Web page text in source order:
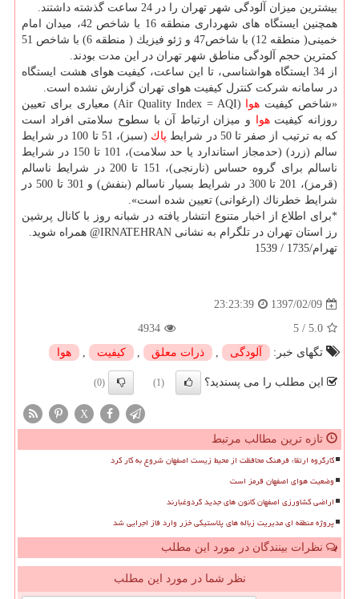
بیشترین میزان آلودگی شهر تهران را در 24 ساعت گذشته داشتند.
همچنین ایستگاه های شهرداری منطقه 16 با شاخص 42، میدان امام
خمینی( منطقه 12) با شاخص47 و ژئو فیزیك ( منطقه 6) با شاخص 51
كمترین حجم آلودگی مناطق شهر تهران در این مدت بودند.
از 34 ایستگاه هواشناسی، تا این ساعت، كیفیت هوای هشت ایستگاه
در سامانه شركت كنترل كیفیت هوای تهران گزارش نشده است.
«شاخص كیفیت هوا
(Air Quality Index = AQI) معیاری برای تعیین
روزانه كیفیتهوا و میزان ارتباط آن با سطوح سلامتی افراد است
كه به ترتیب از صفر تا 50 در شرایط
پاك
(سبز)، 51 تا 100 در شرایط
سالم (زرد) (حدمجاز استاندارد یا حد سلامت)، 101 تا 150 در شرایط
ناسالم برای گروه حساس (نارنجی)، 151 تا 200 در شرایط ناسالم
(قرمز)، 201 تا 300 در شرایط بسیار ناسالم (بنفش) و 301 تا 500 در
شرایط خطرناك (ارغوانی) تعیین شده است».
*برای اطلاع از اخبار متنوع انتشار یافته در شبانه روز با كانال پرشین
رز استان تهران در تلگرام به نشانی IRNATEHRAN@ همراه شوید.
تهرام/1735 / 1539
1397/02/09
23:23:39
5.0
/
5
4934
تگهای خبر:
آلودگی , ذرات معلق , كیفیت , هوا
این مطلب را می پسندید؟ (1)
(0)
X
تازه ترین مطالب مرتبط
کارگروه ارتقاء فرهنگ محافظت از محیط زیست اصفهان شروع به کار کرد
وضعیت هوای اصفهان قرمز است
اراضی کشاورزی اصفهان کانون های جدید گردوغبارند
پروژه منطقه ای مدیریت زباله های پلاستیکی خزر وارد فاز اجرایی شد
نظرات بینندگان در مورد این مطلب
نظر شما در مورد این مطلب